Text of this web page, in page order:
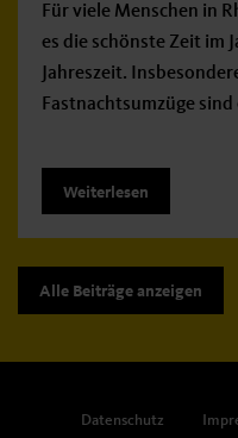
Für viele Menschen in
es die schönste Zeit im
Jahreszeit.
Fastnachtsumzüge
Weiterlesen
Alle Beiträge anzeigen
Datenschutz